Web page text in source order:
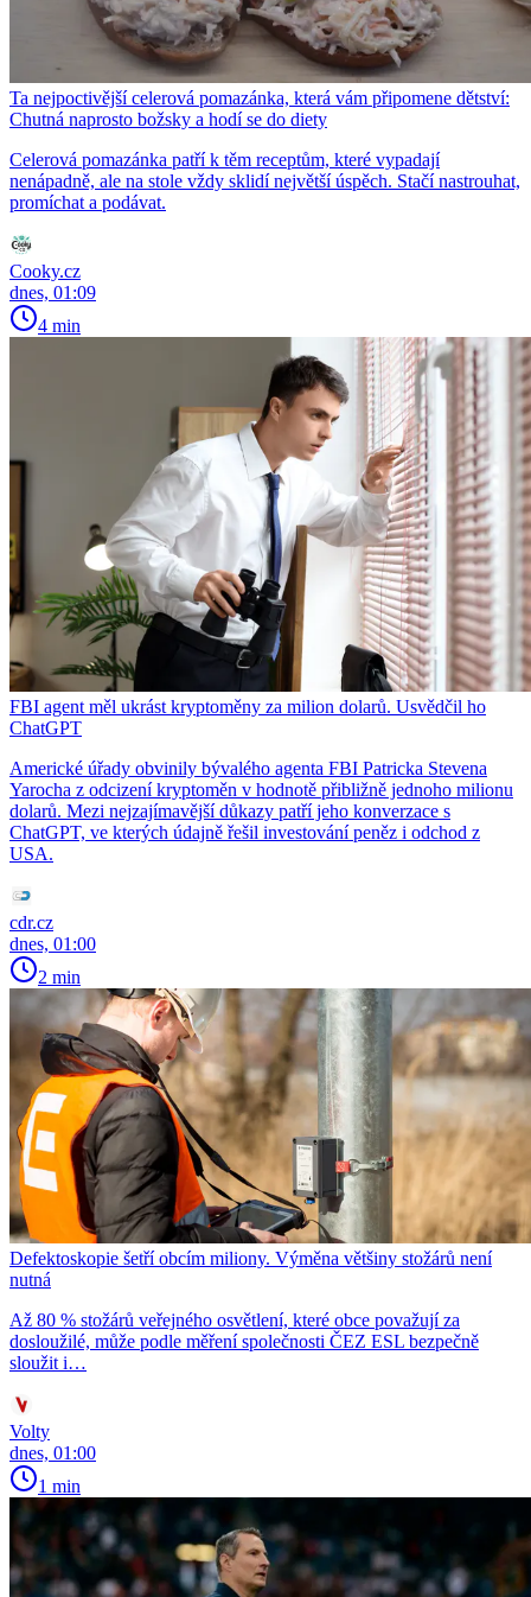
Ta nejpoctivější celerová pomazánka, která vám připomene dětství:
Chutná naprosto božsky a hodí se do diety
Celerová pomazánka patří k těm receptům, které vypadají
nenápadně, ale na stole vždy sklidí největší úspěch. Stačí nastrouhat,
promíchat a podávat.
Cooky.cz
dnes, 01:09
4 min
FBI agent měl ukrást kryptoměny za milion dolarů. Usvědčil ho
ChatGPT
Americké úřady obvinily bývalého agenta FBI Patricka Stevena
Yarocha z odcizení kryptoměn v hodnotě přibližně jednoho milionu
dolarů. Mezi nejzajímavější důkazy patří jeho konverzace s
ChatGPT, ve kterých údajně řešil investování peněz i odchod z
USA.
cdr.cz
dnes, 01:00
2 min
Defektoskopie šetří obcím miliony. Výměna většiny stožárů není
nutná
Až 80 % stožárů veřejného osvětlení, které obce považují za
dosloužilé, může podle měření společnosti ČEZ ESL bezpečně
sloužit i…
Volty
dnes, 01:00
1 min